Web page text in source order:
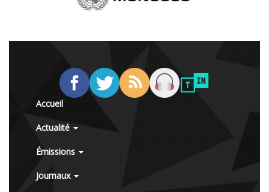
Accueil
Actualité
Émissions
Journaux